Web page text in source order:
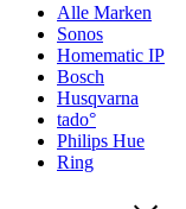
Alle Marken
Sonos
Homematic IP
Bosch
Husqvarna
tado°
Philips Hue
Ring